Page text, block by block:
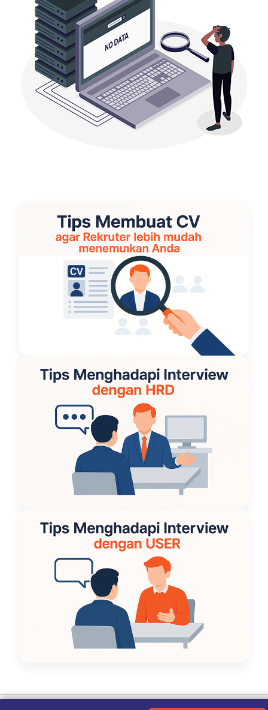
Kebijakan Privasi|Tentang Kami|